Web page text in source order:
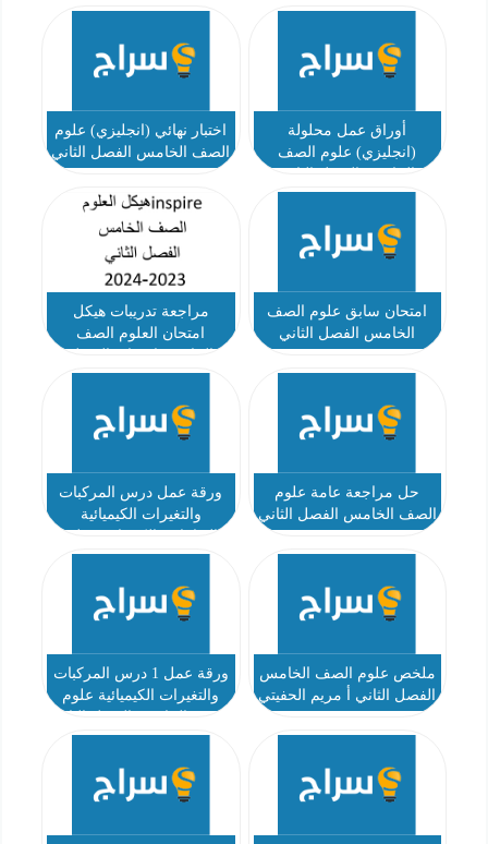
أوراق عمل محلولة
(انجليزي) علوم الصف
اختبار نهائي (انجليزي) علوم
الصف الخامس الفصل الثاني
امتحان سابق علوم الصف
الخامس الفصل الثاني
مراجعة تدريبات هيكل
امتحان العلوم الصف
الثاني 2023-2024
حل مراجعة عامة علوم
الصف الخامس الفصل الثاني
ورقة عمل درس المركبات
والتغيرات الكيميائية
الصف الخامس الفصل الثاني
ملخص علوم الصف الخامس
الفصل الثاني أ مريم الحفيتي
ورقة عمل 1 درس المركبات
والتغيرات الكيميائية علوم
أ محمود ناهض